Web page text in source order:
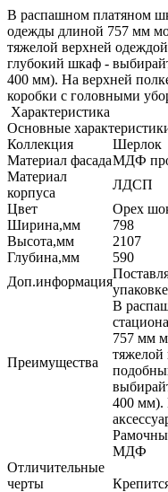
В распашном платяном
одежды длиной 757 мм
тяжелой верхней
глубокий шкаф -
400 мм). На верхней
коробки с головными
Характеристика
Основные
Коллекция
Шерлок
Материал фасадаМДФ
Материал
корпуса
ЛДСП
Цвет
Орех
Ширина,мм
798
Высота,мм
2107
Глубина,мм
590
Доп.информация
Преимущества
В
757 мм
тяжелой
400 мм).
Отличительные
черты
МДФ